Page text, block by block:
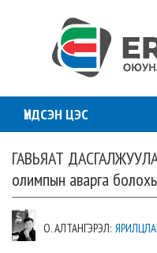
ҮНДСЭН ЦЭС
ГАВЬЯАТ
олимпын аварга
О. АЛТАНГЭРЭЛ: